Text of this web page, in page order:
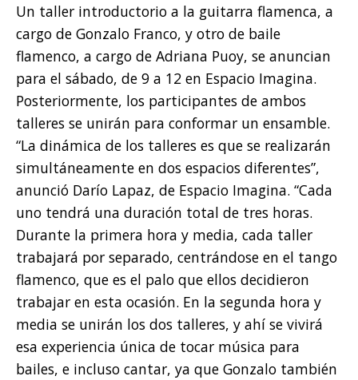
Un taller introductorio a la guitarra flamenca, a
cargo de Gonzalo Franco, y otro de baile
flamenco, a cargo de Adriana Puoy, se anuncian
para el sábado, de 9 a 12 en Espacio Imagina.
Posteriormente, los participantes de ambos
talleres se unirán para conformar un ensamble.
“La dinámica de los talleres es que se realizarán
simultáneamente en dos espacios diferentes”,
anunció Darío Lapaz, de Espacio Imagina. “Cada
uno tendrá una duración total de tres horas.
Durante la primera hora y media, cada taller
trabajará por separado, centrándose en el tango
flamenco, que es el palo que ellos decidieron
trabajar en esta ocasión. En la segunda hora y
media se unirán los dos talleres, y ahí se vivirá
esa experiencia única de tocar música para
bailes, e incluso cantar, ya que Gonzalo también